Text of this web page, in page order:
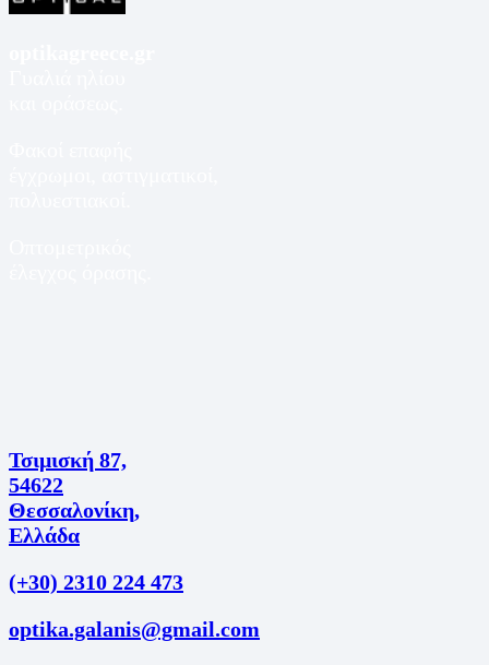
Τσιμισκή 87,
54622
Θεσσαλονίκη,
Ελλάδα
(+30) 2310 224 473
optika.galanis@gmail.com